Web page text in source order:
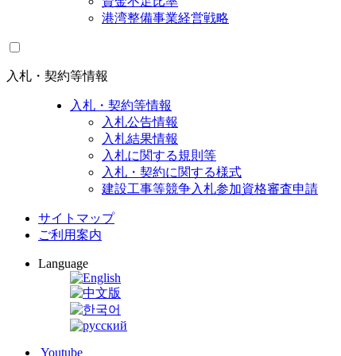
港湾整備事業経営戦略
入札・契約等情報
入札・契約等情報
入札公告情報
入札結果情報
入札に関する規則等
入札・契約に関する様式
建設工事等競争入札参加資格審査申請
サイトマップ
ご利用案内
Language
Youtube